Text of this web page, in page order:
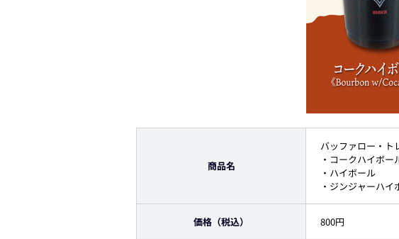
商品名
バッファロー・
・コークハイボー
・ハイボール
・ジンジャーハイ
価格（税込） 800円